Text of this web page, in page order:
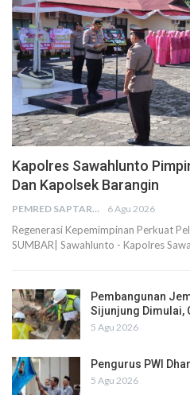
Kapolres Sawahlunto
Dan Kapolsek Barangin
PEMRED SAPTARIUS 6 Agu 2026
Regenerasi Kepemimpinan Perkuat
SUMBAR| Sawahlunto - Kapolres
Pembangunan
Sijunjung Dimulai,
5 Agu 2026
Pengurus PWI
5 Agu 2026